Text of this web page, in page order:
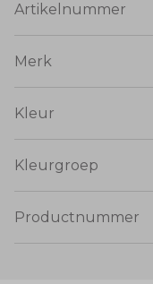
Artikelnummer
Merk
Kleur
Kleurgroep
Productnummer